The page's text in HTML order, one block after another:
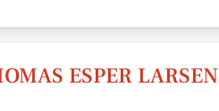
ESPER LARSEN